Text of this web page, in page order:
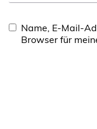
Name, E-Mail-
Browser für